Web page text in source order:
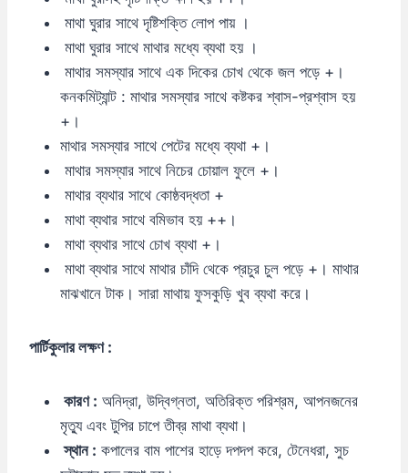
মাথা ঘুরার সাথে দৃষ্টিশক্তি লোপ পায় ।
মাথা ঘুরার সাথে মাথার মধ্যে ব্যথা হয় ।
মাথার সমস্যার সাথে এক দিকের চোখ থেকে জল পড়ে +।
কনকমিট্যান্ট : মাথার সমস্যার সাথে কষ্টকর শ্বাস-প্রশ্বাস হয়
+।
মাথার সমস্যার সাথে পেটের মধ্যে ব্যথা +।
মাথার সমস্যার সাথে নিচের চোয়াল ফুলে +।
মাথার ব্যথার সাথে কোষ্ঠবদ্ধতা +
মাথা ব্যথার সাথে বমিভাব হয় ++।
মাথা ব্যথার সাথে চোখ ব্যথা +।
মাথা ব্যথার সাথে মাথার চাঁদি থেকে প্রচুর চুল পড়ে +। মাথার
মাঝখানে টাক। সারা মাথায় ফুসকুড়ি খুব ব্যথা করে।
পার্টিকুলারলক্ষণ :
কারণ : অনিদ্রা, উদ্বিগ্নতা, অতিরিক্ত পরিশ্রম, আপনজনের
মৃত্যু এবং টুপির চাপে তীব্র মাথা ব্যথা।
স্থান : কপালের বাম পাশের হাড়ে দপদপ করে, টেনেধরা, সুচ